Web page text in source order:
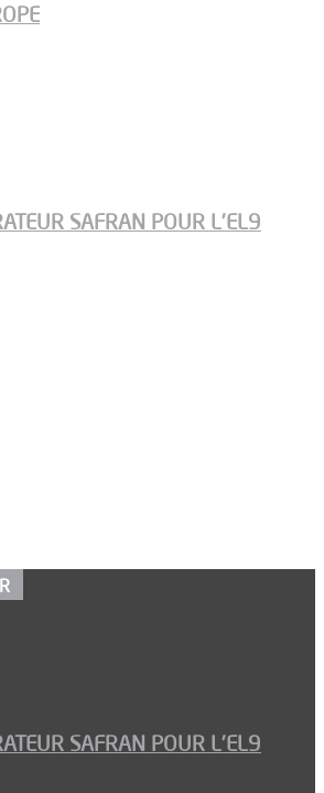
SAFRAN POUR L’EL9
SAFRAN POUR L’EL9